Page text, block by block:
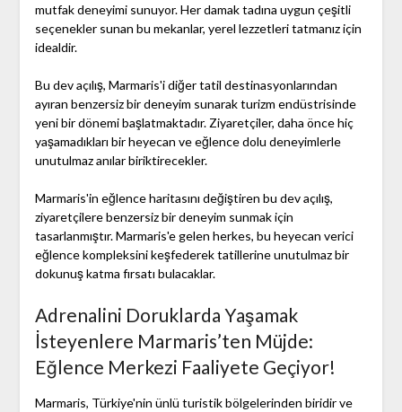
mutfak deneyimi sunuyor. Her damak tadına uygun çeşitli
seçenekler sunan bu mekanlar, yerel lezzetleri tatmanız için
idealdir.
Bu dev açılış, Marmaris'i diğer tatil destinasyonlarından
ayıran benzersiz bir deneyim sunarak turizm endüstrisinde
yeni bir dönemi başlatmaktadır. Ziyaretçiler, daha önce hiç
yaşamadıkları bir heyecan ve eğlence dolu deneyimlerle
unutulmaz anılar biriktirecekler.
Marmaris'in eğlence haritasını değiştiren bu dev açılış,
ziyaretçilere benzersiz bir deneyim sunmak için
tasarlanmıştır. Marmaris'e gelen herkes, bu heyecan verici
eğlence kompleksini keşfederek tatillerine unutulmaz bir
dokunuş katma fırsatı bulacaklar.
Adrenalini Doruklarda Yaşamak
İsteyenlere Marmaris’ten Müjde:
Eğlence Merkezi Faaliyete Geçiyor!
Marmaris, Türkiye'nin ünlü turistik bölgelerinden biridir ve